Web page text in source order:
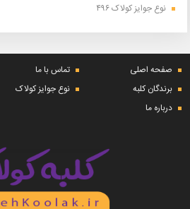
نوع جوایز کولاک ۴۹۶
صفحه اصلی تماس با ما
برندگان کلبه
نوع جوایز کولاک
درباره ما